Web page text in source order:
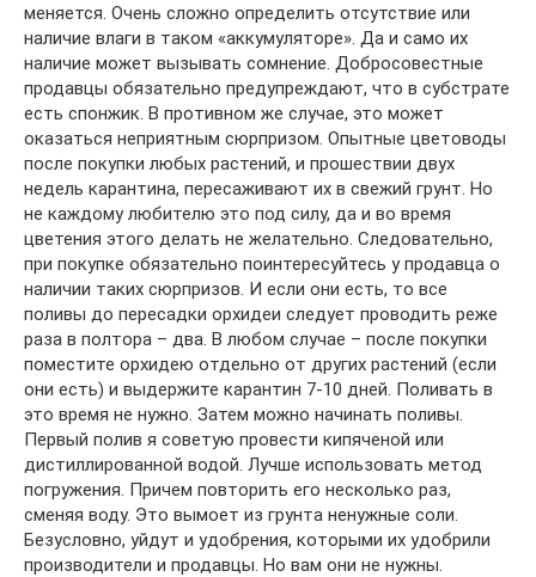
меняется. Очень сложно определить отсутствие или
наличие влаги в таком «аккумуляторе». Да и само их
наличие может вызывать сомнение. Добросовестные
продавцы обязательно предупреждают, что в субстрате
есть спонжик. В противном же случае, это может
оказаться неприятным сюрпризом. Опытные цветоводы
после покупки любых растений, и прошествии двух
недель карантина, пересаживают их в свежий грунт. Но
не каждому любителю это под силу, да и во время
цветения этого делать не желательно. Следовательно,
при покупке обязательно поинтересуйтесь у продавца о
наличии таких сюрпризов. И если они есть, то все
поливы до пересадки орхидеи следует проводить реже
раза в полтора – два. В любом случае – после покупки
поместите орхидею отдельно от других растений (если
они есть) и выдержите карантин 7-10 дней. Поливать в
это время не нужно. Затем можно начинать поливы.
Первый полив я советую провести кипяченой или
дистиллированной водой. Лучше использовать метод
погружения. Причем повторить его несколько раз,
сменяя воду. Это вымоет из грунта ненужные соли.
Безусловно, уйдут и удобрения, которыми их удобрили
производители и продавцы. Но вам они не нужны.